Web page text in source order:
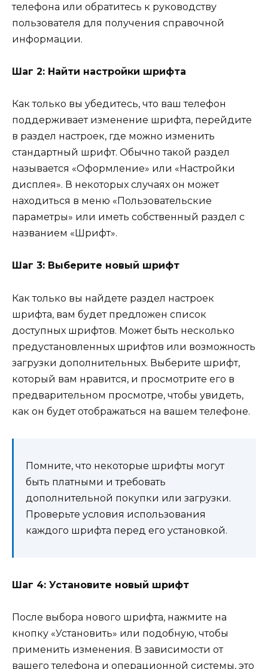
телефона или обратитесь к руководству
пользователя для получения справочной
информации.
Шаг 2: Найти настройки шрифта
Как только вы убедитесь, что ваш телефон
поддерживает изменение шрифта, перейдите
в раздел настроек, где можно изменить
стандартный шрифт. Обычно такой раздел
называется «Оформление» или «Настройки
дисплея». В некоторых случаях он может
находиться в меню «Пользовательские
параметры» или иметь собственный раздел с
названием «Шрифт».
Шаг 3: Выберите новый шрифт
Как только вы найдете раздел настроек
шрифта, вам будет предложен список
доступных шрифтов. Может быть несколько
предустановленных шрифтов или возможность
загрузки дополнительных. Выберите шрифт,
который вам нравится, и просмотрите его в
предварительном просмотре, чтобы увидеть,
как он будет отображаться на вашем телефоне.
Помните, что некоторые шрифты могут
быть платными и требовать
дополнительной покупки или загрузки.
Проверьте условия использования
каждого шрифта перед его установкой.
Шаг 4: Установите новый шрифт
После выбора нового шрифта, нажмите на
кнопку «Установить» или подобную, чтобы
применить изменения. В зависимости от
вашего телефона и операционной системы, это